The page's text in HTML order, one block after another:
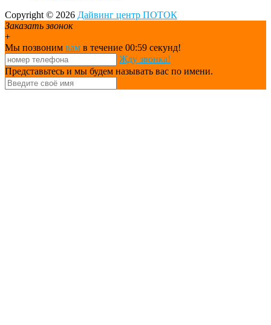
Copyright © 2026 Дайвинг центр ПОТОК
Заказать звонок
+
Мы позвоним вам в течение 00:59 секунд!
Жду звонка!
Представьтесь и мы будем называть вас по имени.